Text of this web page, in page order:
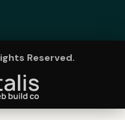
Reserved.